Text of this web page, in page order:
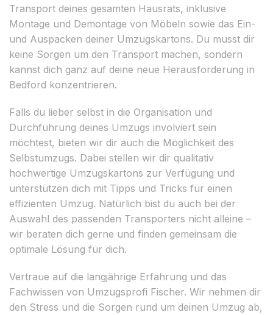
Transport deines gesamten Hausrats, inklusive
Montage und Demontage von Möbeln sowie das Ein-
und Auspacken deiner Umzugskartons. Du musst dir
keine Sorgen um den Transport machen, sondern
kannst dich ganz auf deine neue Herausforderung in
Bedford konzentrieren.
Falls du lieber selbst in die Organisation und
Durchführung deines Umzugs involviert sein
möchtest, bieten wir dir auch die Möglichkeit des
Selbstumzugs. Dabei stellen wir dir qualitativ
hochwertige Umzugskartons zur Verfügung und
unterstützen dich mit Tipps und Tricks für einen
effizienten Umzug. Natürlich bist du auch bei der
Auswahl des passenden Transporters nicht alleine –
wir beraten dich gerne und finden gemeinsam die
optimale Lösung für dich.
Vertraue auf die langjährige Erfahrung und das
Fachwissen von Umzugsprofi Fischer. Wir nehmen dir
den Stress und die Sorgen rund um deinen Umzug ab,